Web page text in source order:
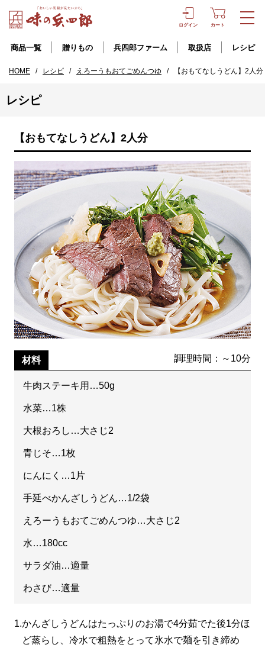
ログイン カート
商品一覧 贈りもの 兵四郎ファーム 取扱店 レシピ
HOME / レシピ / えろーうもおてごめんつゆ / 【おもてなしうどん】2人分
レシピ
【おもてなしうどん】2人分
材料 調理時間：～10分
牛肉ステーキ用…50g
水菜…1株
大根おろし…大さじ2
青じそ…1枚
にんにく…1片
手延べかんざしうどん…1/2袋
えろーうもおてごめんつゆ…大さじ2
水…180cc
サラダ油…適量
わさび…適量
1.かんざしうどんはたっぷりのお湯で4分茹でた後1分ほ
ど蒸らし、冷水で粗熱をとって氷水で麺を引き締め